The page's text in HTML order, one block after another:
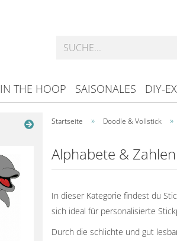
IN THE HOOP SAISONALES DIY-
Startseite » Doodle & Vollstick »
Alphabete & Zahlen
In dieser Kategorie findest du
sich ideal für personalisierte
Durch die schlichte und gut